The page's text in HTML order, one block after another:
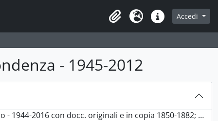
Area di lavoro
Lingua Collegamenti veloci
Accedi
- 1945-2012
docc. originali e in copia 1850-1882; 1902-1943, 1902-2016